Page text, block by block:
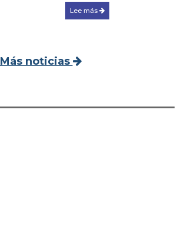
Lee más
Más noticias